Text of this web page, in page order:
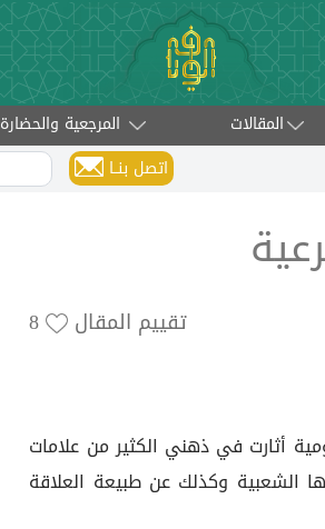
المقالات المرجعية والحضارة
اتصل بنــا
8 تقييم المقال
أثارت في ذهني الكثير من علامات
الشعبية وكذلك عن طبيعة العلاقة